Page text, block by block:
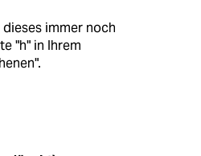
dieses immer noch
"h" in Ihrem